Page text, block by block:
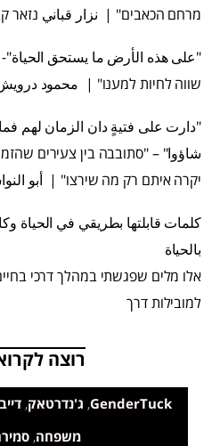
מרחם הכאבים" | نزار قباني נזאר
"على هذه الأرض ما يستحق
שווה לחיות למענו" | محمود
"دارت على فتيةٍ دان الزمان لهم فما
شاؤوا" – "סתובבה בין צעירים
יקרה איתם רק מה שירצו" | أبو
كلمات قابلتها بطريقي في الحياة
بالحياة
אלו מלים שפגשתי במהלך דרכי בחיים
למובילות דרך
רוצה
GenderTuck
, ג'נדרטאק,
משפחה,